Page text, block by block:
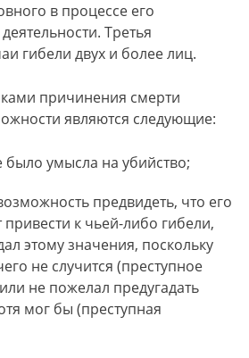
в процессе его
Третья
гибели двух и более лиц.
причинения смерти
являются следующие:
было умысла на убийство;
предвидеть, что его
привести к чьей-либо гибели,
этому значения, поскольку
не случится (преступное
не пожелал предугадать
мог бы (преступная